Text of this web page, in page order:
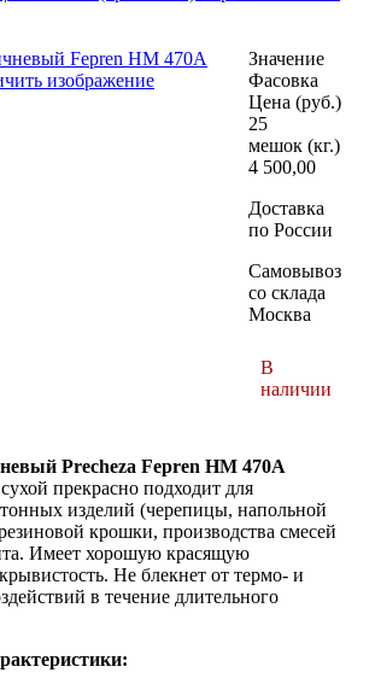
изображение
Значение
Фасовка
Цена (руб.)
25
мешок (кг.)
4 500,00
Доставка
по России
Самовывоз
со склада
Москва
В
наличии
Precheza Fepren HM 470A
прекрасно подходит для
изделий (черепицы, напольной
крошки, производства смесей
Имеет хорошую красящую
Не блекнет от термо- и
в течение длительного